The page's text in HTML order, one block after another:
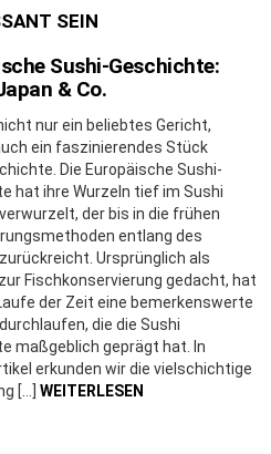
SEIN
Sushi-Geschichte:
& Co.
nur ein beliebtes Gericht,
ein faszinierendes Stück
Die Europäische Sushi-
hat ihre Wurzeln tief im Sushi
der bis in die frühen
entlang des
Ursprünglich als
Fischkonservierung gedacht, hat
der Zeit eine bemerkenswerte
die die Sushi
maßgeblich geprägt hat. In
erkunden wir die vielschichtige
[…] WEITERLESEN